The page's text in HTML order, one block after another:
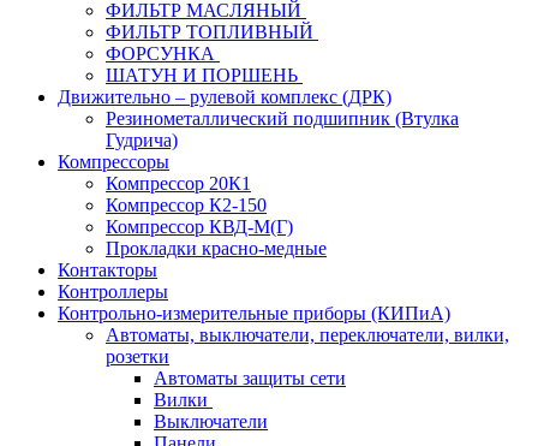
ФИЛЬТР МАСЛЯНЫЙ
ФИЛЬТР ТОПЛИВНЫЙ
ФОРСУНКА
ШАТУН И ПОРШЕНЬ
Движительно – рулевой комплекс (ДРК)
Резинометаллический подшипник (Втулка
Гудрича)
Компрессоры
Компрессор 20К1
Компрессор К2-150
Компрессор КВД-М(Г)
Прокладки красно-медные
Контакторы
Контроллеры
Контрольно-измерительные приборы (КИПиА)
Автоматы, выключатели, переключатели, вилки,
розетки
Автоматы защиты сети
Вилки
Выключатели